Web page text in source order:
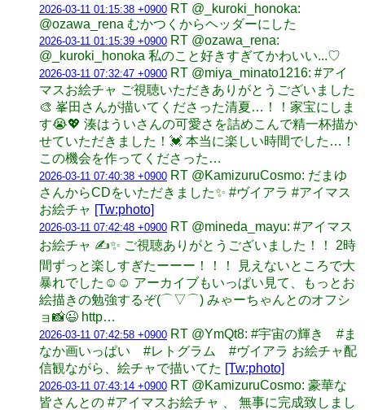
2026-03-11 01:15:38 +0900 RT @_kuroki_honoka:
@ozawa_rena むかつくからヘッダーにした
2026-03-11 01:15:39 +0900 RT @ozawa_rena:
@_kuroki_honoka 私のこと好きすぎてかわいい...♡
2026-03-11 07:32:47 +0900 RT @miya_minato1216: #アイ
マスお絵チャ ご視聴いただきありがとうございました
🎨 峯田さんが描いてくださった清夏…！！家宝にしま
す😭💖 湊はういさんの可愛さを詰めこんで精一杯描か
せていただきました！💓 本当に楽しい時間でした…！
この機会を作ってくださった…
2026-03-11 07:40:38 +0900 RT @KamizuruCosmo: だまゆ
さんからCDをいただきました✨ #ヴイアラ #アイマス
お絵チャ [Tw:photo]
2026-03-11 07:42:48 +0900 RT @mineda_mayu: #アイマス
お絵チャ ✍️✨ ご視聴ありがとうございました！！ 2時
間ずっと楽しすぎたーーー！！！ 見えないところで大
暴れでした☺️☺️ アーカイブもいっぱい見て、もっとお
絵描きの勉強するぞ(⌒▽⌒) みゃーちゃんとのオフシ
ョ📸😉 http…
2026-03-11 07:42:58 +0900 RT @YmQt8: #宇宙の輝き #ま
なか画いっぱい #レトグラム #ヴイアラ お絵チャ配
信観ながら、絵チャで描いてた [Tw:photo]
2026-03-11 07:43:14 +0900 RT @KamizuruCosmo: 豪華な
皆さんとの #アイマスお絵チャ 、 無事に完成致しまし